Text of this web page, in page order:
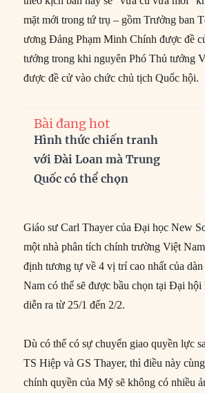
mặt mới trong tứ trụ – gồm Trưởng ban
ương Đảng Phạm Minh Chính được đề
tướng trong khi nguyên Phó Thủ tướng
được đề cử vào chức chủ tịch Quốc hội.
Bài đang hot
Hình thức chiến tranh
với Đài Loan mà Trung
Quốc có thể chọn
Giáo sư Carl Thayer của Đại học New
một nhà phân tích chính trường Việt
định tương tự về 4 vị trí cao nhất của
Nam có thể sẽ được bầu chọn tại Đại
diễn ra từ 25/1 đến 2/2.
Dù có thể có sự chuyển giao quyền lực
TS Hiệp và GS Thayer, thì điều này
chính quyền của Mỹ sẽ không có nhiều